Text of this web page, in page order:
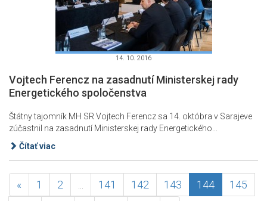
14. 10. 2016
Vojtech Ferencz na zasadnutí Ministerskej rady
Energetického spoločenstva
Štátny tajomník MH SR Vojtech Ferencz sa 14. októbra v Sarajeve
zúčastnil na zasadnutí Ministerskej rady Energetického...
Čítať viac
« 1 2 141 142 143 144
145